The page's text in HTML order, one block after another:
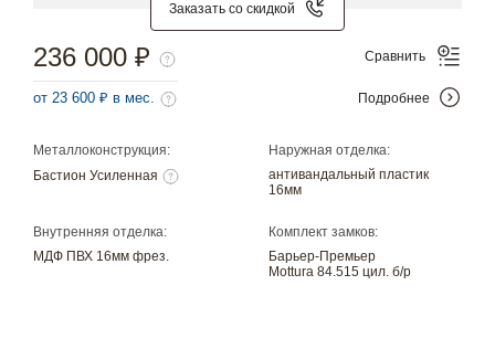
Заказать со скидкой
Металлоконструкция:
Бастион Усиленная
Наружная отделка:
антивандальный пластик
16мм
Внутренняя отделка:
МДФ ПВХ 16мм фрез.
Комплект замков:
Барьер-Премьер
Mottura 84.515 цил. б/р
236 000 ₽
от 23 600 ₽ в мес.
Сравнить
Подробнее